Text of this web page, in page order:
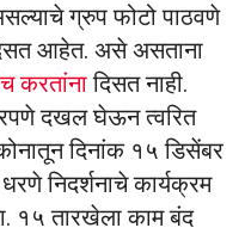
ग्रुप फोटो पाठवणे
आहेत. असे असताना
करतांनादिसत नाही.
दखल घेऊन त्वरित
दिनांक १५ डिसेंबर
निदर्शनाचे कार्यक्रम
१५ तारखेला काम बंद